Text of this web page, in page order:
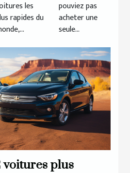
les
rapides du
pouviez pas
acheter une
seule...
voitures plus